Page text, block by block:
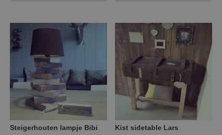
Steigerhouten lampje Bibi Kist sidetable Lars